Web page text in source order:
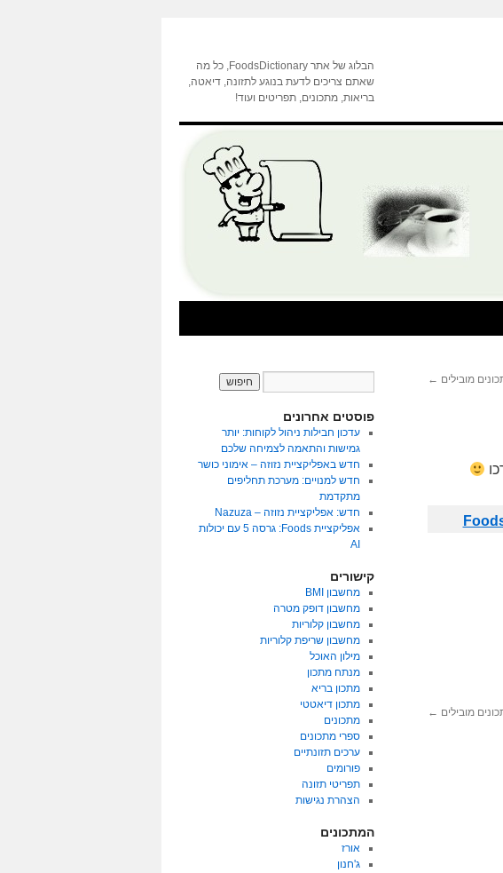
הבלוג של אתר FoodsDictionary, כל מה
שאתם צריכים לדעת בנוגע לתזונה, דיאטה,
בריאות, מתכונים, תפריטים ועוד!
←
←
פוסטים אחרונים
עדכון חבילות ניהול לקוחות: יותר
גמישות והתאמה לצמיחה שלכם
חדש באפליקציית נזוזה – אימוני כושר
חדש למנויים: מערכת תחליפים
מתקדמת
חדש: אפליקציית נזוזה – Nazuza
אפליקציית Foods: גרסה 5 עם יכולות
AI
קישורים
מחשבון BMI
מחשבון דופק מטרה
מחשבון קלוריות
מחשבון שריפת קלוריות
מילון האוכל
מנתח מתכון
מתכון בריא
מתכון דיאטטי
מתכונים
ספרי מתכונים
ערכים תזונתיים
פורומים
תפריטי תזונה
הצהרת נגישות
המתכונים
אורז
ג'חנון